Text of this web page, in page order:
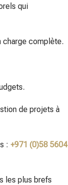
qui
charge complète.
de projets à
: +971 (0)58 5604
les plus brefs